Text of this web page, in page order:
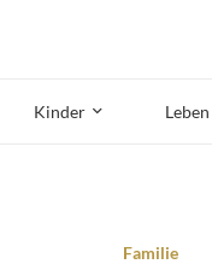
Kinder Leben
Familie